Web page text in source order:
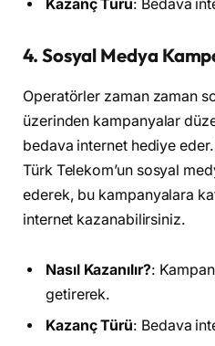
Kazanç Türü: Bedava
4. Sosyal Medya
Operatörler zaman zaman
üzerinden kampanyalar
bedava internet hediye
Türk Telekom’un sosyal
ederek, bu kampanyalara
internet kazanabilirsiniz.
Nasıl Kazanılır?:
getirerek.
Kazanç Türü: Bedava